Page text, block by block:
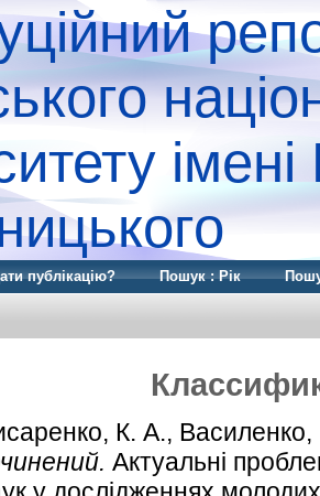
публікацію? Пошук : Рік
К. А.,
Актуальні